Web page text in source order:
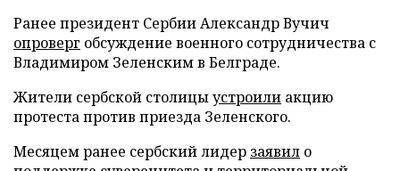
Ранее президент Сербии Александр Вучич
опроверг обсуждение военного сотрудничества с
Владимиром Зеленским в Белграде.
Жители сербской столицыустроили акцию
протеста против приезда Зеленского.
Месяцем ранее сербский лидер заявил о